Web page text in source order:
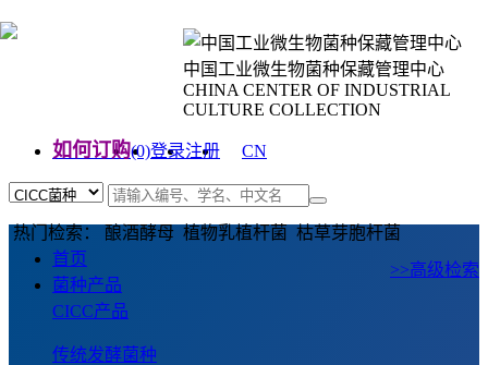
中国工业微生物菌种保藏管理中心
CHINA CENTER OF INDUSTRIAL
CULTURE COLLECTION
如何订购(0)登录注册
CN
热门检索： 酿酒酵母 植物乳植杆菌 枯草芽胞杆菌
>>高级检索
首页
菌种产品
CICC产品
传统发酵菌种